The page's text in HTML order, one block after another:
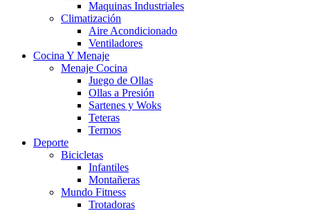
Maquinas Industriales
Climatización
Aire Acondicionado
Ventiladores
Cocina Y Menaje
Menaje Cocina
Juego de Ollas
Ollas a Presión
Sartenes y Woks
Teteras
Termos
Deporte
Bicicletas
Infantiles
Montañeras
Mundo Fitness
Trotadoras